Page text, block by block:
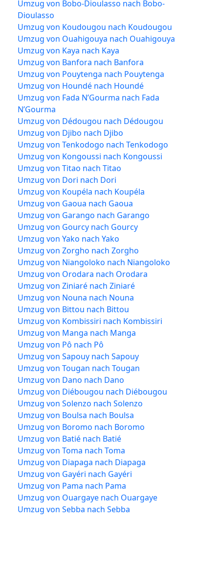
Umzug von Bobo-Dioulasso nach Bobo-
Dioulasso
Umzug von Koudougou nach Koudougou
Umzug von Ouahigouya nach Ouahigouya
Umzug von Kaya nach Kaya
Umzug von Banfora nach Banfora
Umzug von Pouytenga nach Pouytenga
Umzug von Houndé nach Houndé
Umzug von Fada N’Gourma nach Fada
N’Gourma
Umzug von Dédougou nach Dédougou
Umzug von Djibo nach Djibo
Umzug von Tenkodogo nach Tenkodogo
Umzug von Kongoussi nach Kongoussi
Umzug von Titao nach Titao
Umzug von Dori nach Dori
Umzug von Koupéla nach Koupéla
Umzug von Gaoua nach Gaoua
Umzug von Garango nach Garango
Umzug von Gourcy nach Gourcy
Umzug von Yako nach Yako
Umzug von Zorgho nach Zorgho
Umzug von Niangoloko nach Niangoloko
Umzug von Orodara nach Orodara
Umzug von Ziniaré nach Ziniaré
Umzug von Nouna nach Nouna
Umzug von Bittou nach Bittou
Umzug von Kombissiri nach Kombissiri
Umzug von Manga nach Manga
Umzug von Pô nach Pô
Umzug von Sapouy nach Sapouy
Umzug von Tougan nach Tougan
Umzug von Dano nach Dano
Umzug von Diébougou nach Diébougou
Umzug von Solenzo nach Solenzo
Umzug von Boulsa nach Boulsa
Umzug von Boromo nach Boromo
Umzug von Batié nach Batié
Umzug von Toma nach Toma
Umzug von Diapaga nach Diapaga
Umzug von Gayéri nach Gayéri
Umzug von Pama nach Pama
Umzug von Ouargaye nach Ouargaye
Umzug von Sebba nach Sebba